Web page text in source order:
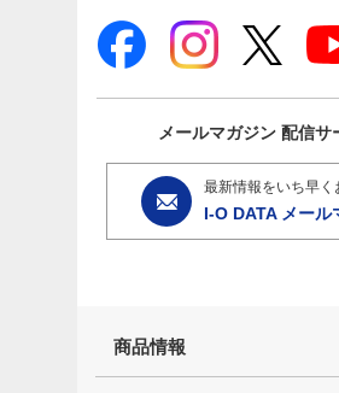
メールマガジン 配信サ
最新情報をいち早く
I-O DATA メール
商品情報